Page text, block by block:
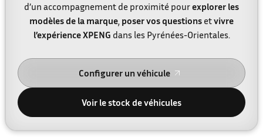
d’un accompagnement de proximité pourexplorer les
modèles de la marque, poser vos questions etvivre
l’expérience XPENG dans les Pyrénées-Orientales.
Configurer un véhicule
Voir le stock de véhicules